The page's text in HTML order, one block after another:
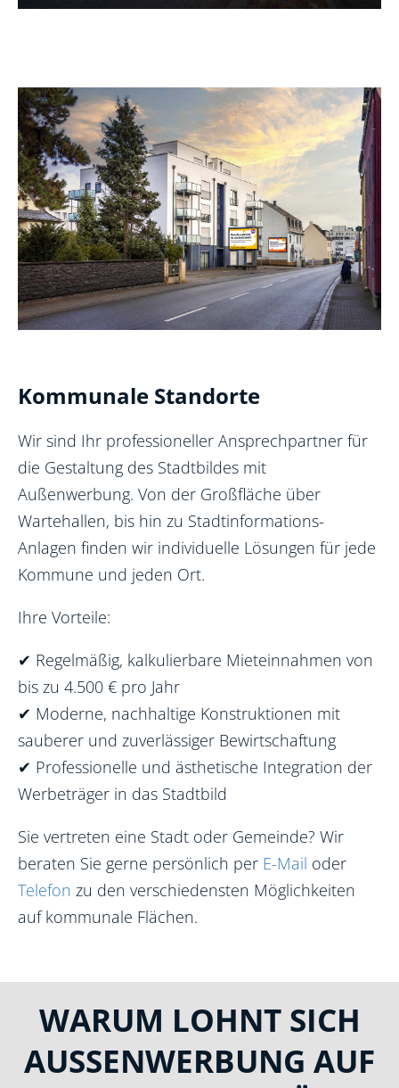
Kommunale Standorte
Wir sind Ihr professioneller Ansprechpartner für
die Gestaltung des Stadtbildes mit
Außenwerbung. Von der Großfläche über
Wartehallen, bis hin zu Stadtinformations-
Anlagen finden wir individuelle Lösungen für jede
Kommune und jeden Ort.
Ihre Vorteile:
✔ Regelmäßig, kalkulierbare Mieteinnahmen von
bis zu 4.500 € pro Jahr
✔ Moderne, nachhaltige Konstruktionen mit
sauberer und zuverlässiger Bewirtschaftung
✔ Professionelle und ästhetische Integration der
Werbeträger in das Stadtbild
Sie vertreten eine Stadt oder Gemeinde? Wir
beraten Sie gerne persönlich per E-Mail oder
Telefon zu den verschiedensten Möglichkeiten
auf kommunale Flächen.
WARUM LOHNT SICH
AUSSENWERBUNG AUF I